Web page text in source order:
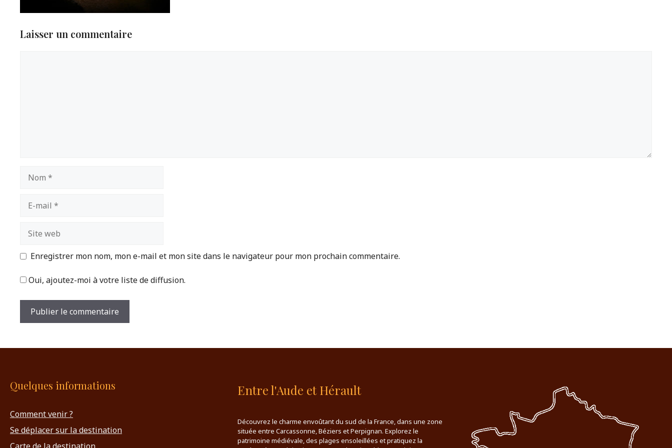
Laisser un commentaire
mail
web
Enregistrer mon nom, mon e-mail et mon site dans le navigateur pour mon prochain commentaire.
Oui, ajoutez-moi à votre liste de diffusion.
Quelques informations
Comment venir ?
Se déplacer sur la destination
Entre l'Aude et Hérault
Découvrez le charme envoûtant du sud de la France, dans une zone
située entre Carcassonne, Béziers et Perpignan. Explorez le
patrimoine médiévale, des plages ensoleillées et pratiquez la